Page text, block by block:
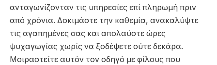
ανταγωνίζονταν τις υπηρεσίες επί πληρωμή πριν
από χρόνια. Δοκιμάστε την καθεμία, ανακαλύψτε
τις αγαπημένες σας και απολαύστε ώρες
ψυχαγωγίας χωρίς να ξοδέψετε ούτε δεκάρα.
Μοιραστείτε αυτόν τον οδηγό με φίλους που